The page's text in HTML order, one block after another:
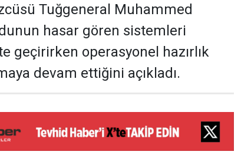
Tuğgeneral Muhammed
hasar gören sistemleri
geçirirken operasyonel hazırlık
devam ettiğini açıkladı.